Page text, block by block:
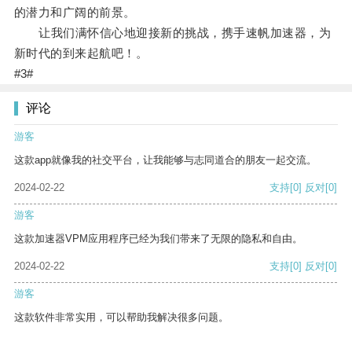
的潜力和广阔的前景。
让我们满怀信心地迎接新的挑战，携手速帆加速器，为
新时代的到来起航吧！。
#3#
评论
游客
这款app就像我的社交平台，让我能够与志同道合的朋友一起交流。
2024-02-22 支持[0] 反对[0]
游客
这款加速器VPM应用程序已经为我们带来了无限的隐私和自由。
2024-02-22 支持[0] 反对[0]
游客
这款软件非常实用，可以帮助我解决很多问题。